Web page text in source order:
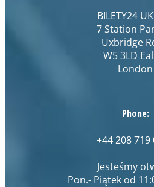
BILETY24
7 Station
Uxbridge
W5 3LD
London
Phone:
+44 208 719
Jesteśmy
Pon.- Piątek od